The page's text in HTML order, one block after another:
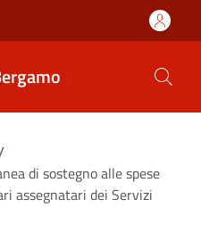
di sostegno alle spese
assegnatari dei Servizi